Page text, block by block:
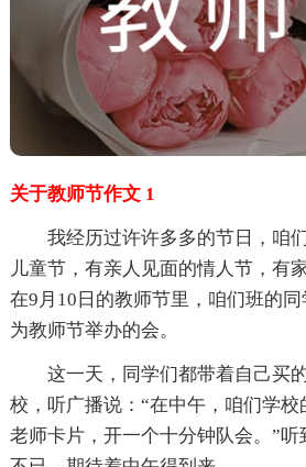
关于教师节作文 1
我经历过许许多多的节日，咱们
儿童节，有亲人见面的情人节，
在9月10日的教师节里，咱们班的
为教师节举办的会。
这一天，同学们都带着自己买的
校，听广播说：“在中午，咱们学
老师卡片，开一个十分钟队会。”